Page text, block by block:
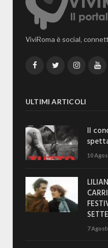
ViviRoma è social,
FacebookTwitterInstagram
ULTIMI ARTICOLI
Il
10
7